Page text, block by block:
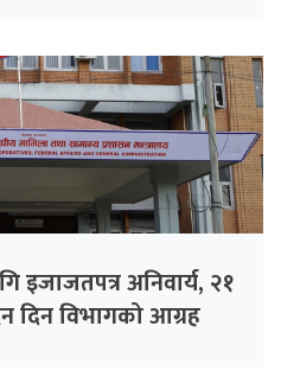
इजाजतपत्र अनिवार्य, २१
दिन विभागको आग्रह